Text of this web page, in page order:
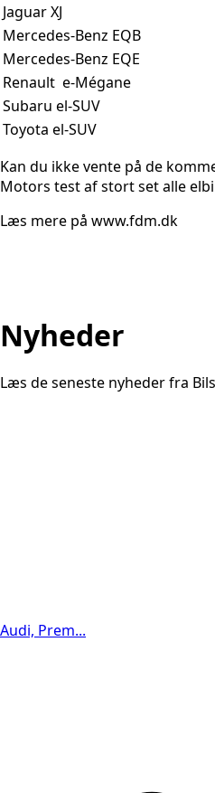
Jaguar XJ
Mercedes-Benz EQB
Mercedes-Benz EQE
Renault e-Mégane
Subaru el-SUV
Toyota el-SUV
Kan du ikke vente på de
Motors test af stort set alle
Læs mere på www.fdm.dk
Nyheder
Læs de seneste nyheder fra
Audi, Prem...